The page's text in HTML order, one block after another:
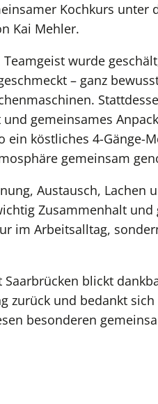
Kochkurs unter
Kai Mehler.
wurde
– ganz
gemeinsames
ein köstliches 4-Gänge-
gemeinsam
Austausch, Lachen
Zusammenhalt und
im Arbeitsalltag,
blickt
zurück und bedankt
besonderen